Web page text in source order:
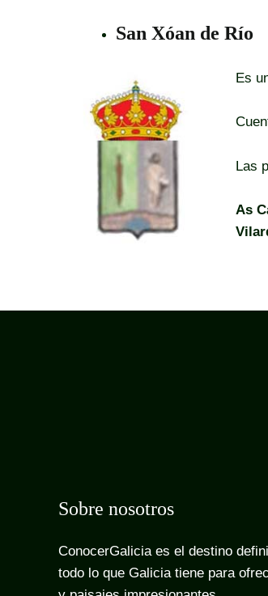
San Xóan de Río
Es
Las
As
Sobre nosotros
ConocerGalicia es el destino
todo lo que Galicia tiene para